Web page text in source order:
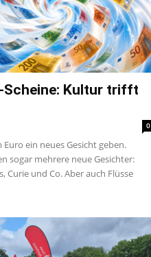
Scheine: Kultur trifft
0
Euro ein neues Gesicht geben.
sogar mehrere neue Gesichter:
Curie und Co. Aber auch Flüsse